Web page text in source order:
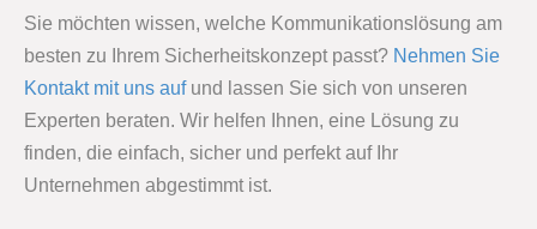
Sie möchten wissen, welche Kommunikationslösung am
besten zu Ihrem Sicherheitskonzept passt? Nehmen Sie
Kontakt mit uns aufund lassen Sie sich von unseren
Experten beraten. Wir helfen Ihnen, eine Lösung zu
finden, die einfach, sicher und perfekt auf Ihr
Unternehmen abgestimmt ist.